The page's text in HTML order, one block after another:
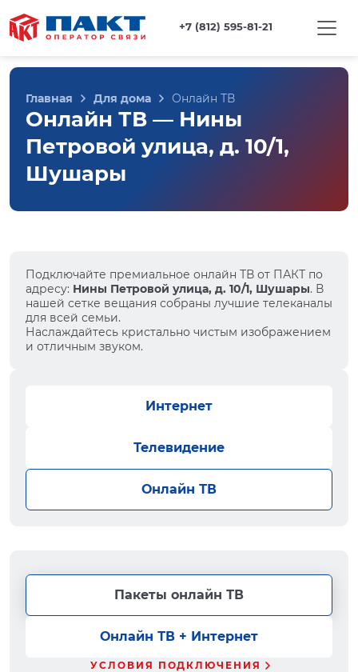
+7 (812) 595-81-21
Главная Для дома Онлайн ТВ
Онлайн ТВ — Нины
Петровой улица, д. 10/1,
Шушары
Подключайте премиальное онлайн ТВ от ПАКТ по
адресу: Нины Петровой улица, д. 10/1, Шушары. В
нашей сетке вещания собраны лучшие телеканалы
для всей семьи.
Наслаждайтесь кристально чистым изображением
и отличным звуком.
Интернет
Телевидение
Онлайн ТВ
Пакеты онлайн ТВ
Онлайн ТВ + Интернет
УСЛОВИЯ ПОДКЛЮЧЕНИЯ